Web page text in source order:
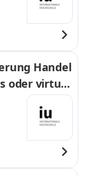
Handel
oder virtuel